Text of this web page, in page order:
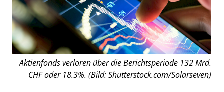
Aktienfonds verloren über die Berichtsperiode 132 Mrd.
CHF oder 18.3%. (Bild: Shutterstock.com/Solarseven)